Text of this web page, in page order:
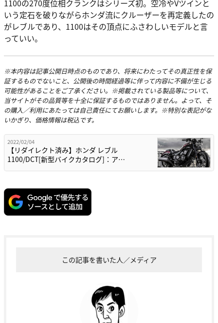
1100の270度位相クランクはシリーズ初。空冷やVツインと
いう定石を破りながらホンダ流にクルーザーを再定義したの
がレブルであり、1100はその頂点にふさわしいモデルと言
っていい。
※本内容は記事公開日時点のものであり、将来にわたってその真正性を保
証するものでないこと、公開後の時間経過等に伴って内容に不備が生じる
可能性があることをご了承ください。※掲載されている製品等について、
当サイトがその品質等を十全に保証するものではありません。よって、そ
の購入／利用にあたっては自己責任にてお願いします。※特別な表記がな
いかぎり、価格情報は税込です。
2022/02/04
【リダイレクト済み】ホンダ レブル
1100/DCT[新型バイクカタログ]：ア…
この記事を書いた人／メディア